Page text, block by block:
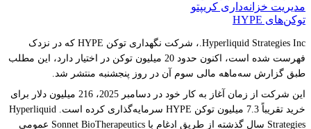
مدیریت خزانه‌داری کریپتو
توکن‌های HYPE
Hyperliquid Strategies Inc.، شرکت نگهداری توکن HYPE که در نزدک
فهرست شده است، اکنون حدود 20 میلیون توکن در اختیار دارد، این مطلب
طبق گزارش سه‌ماهه مالی سوم آن در روز پنجشنبه منتشر شد.
این شرکت از زمان آغاز به کار خود در دسامبر 2025، 216 میلیون دلار برای
خرید تقریباً 7.3 میلیون توکن HYPE سرمایه‌گذاری کرده است. Hyperliquid
Strategies سال گذشته از طریق ادغام با Sonnet BioTherapeutics عمومی